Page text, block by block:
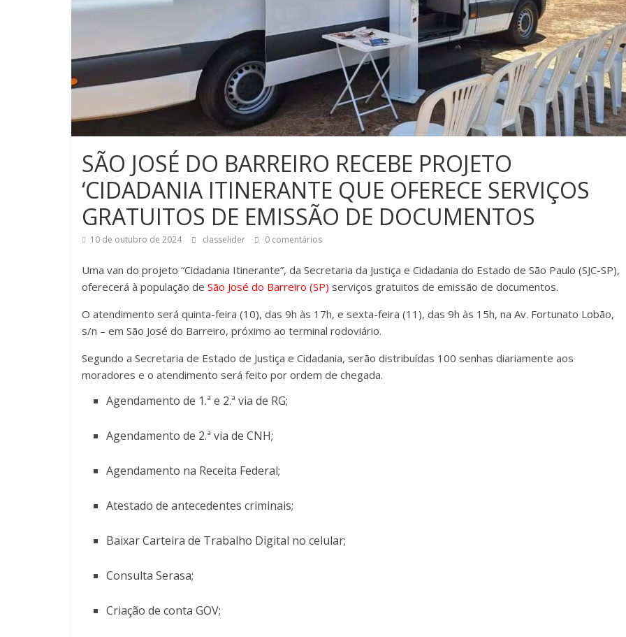
SÃO JOSÉ DO BARREIRO RECEBE PROJETO
‘CIDADANIA ITINERANTE QUE OFERECE SERVIÇOS
GRATUITOS DE EMISSÃO DE DOCUMENTOS
10 de outubro de 2024 classelider 0 comentários
Uma van do projeto “Cidadania Itinerante”, da Secretaria da Justiça e Cidadania do Estado de São Paulo (SJC-SP),
oferecerá à população de São José do Barreiro (SP) serviços gratuitos de emissão de documentos.
O atendimento será quinta-feira (10), das 9h às 17h, e sexta-feira (11), das 9h às 15h, na Av. Fortunato Lobão,
s/n – em São José do Barreiro, próximo ao terminal rodoviário.
Segundo a Secretaria de Estado de Justiça e Cidadania, serão distribuídas 100 senhas diariamente aos
moradores e o atendimento será feito por ordem de chegada.
Agendamento de 1.ª e 2.ª via de RG;
Agendamento de 2.ª via de CNH;
Agendamento na Receita Federal;
Atestado de antecedentes criminais;
Baixar Carteira de Trabalho Digital no celular;
Consulta Serasa;
Criação de conta GOV;